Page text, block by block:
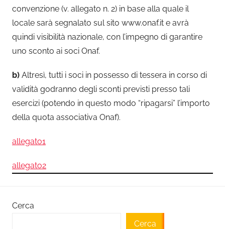
convenzione (v. allegato n. 2) in base alla quale il
locale sarà segnalato sul sito www.onaf.it e avrà
quindi visibilità nazionale, con l’impegno di garantire
uno sconto ai soci Onaf.
b) Altresì, tutti i soci in possesso di tessera in corso di
validità godranno degli sconti previsti presso tali
esercizi (potendo in questo modo “ripagarsi” l’importo
della quota associativa Onaf).
allegato1
allegato2
Cerca
Cerca